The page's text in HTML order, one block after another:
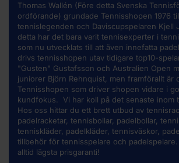
Thomas Wallén (Före detta Svenska
ordförande) grundade Tennisshopen 1976
tennislegenden och Daviscupspelaren Kjell
detta har det bara varit tennisexperter i
som nu utvecklats till att även innefatta
drivs tennisshopen utav tidigare top10-
"Gusten" Gustafsson och Australien Open
juniorer Björn Rehnquist, men framförallt är
Tennisshopen som driver shopen vidare i
kundfokus. Vi har koll på det senaste inom
Hos oss hittar du ett brett utbud av
padelracketar, tennisbollar, padelbollar,
tenniskläder, padelkläder, tennisväskor,
tillbehör för tennisspelare och
alltid lägsta prisgaranti!